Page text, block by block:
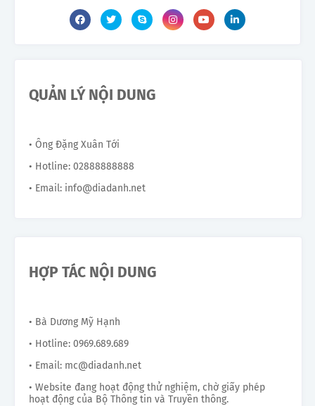
QUẢN LÝ NỘI DUNG
• Ông Đặng Xuân Tới
• Hotline: 02888888888
• Email: info@diadanh.net
HỢP TÁC NỘI DUNG
• Bà Dương Mỹ Hạnh
• Hotline: 0969.689.689
• Email: mc@diadanh.net
• Website đang hoạt động thử nghiệm, chờ giấy phép
hoạt động của Bộ Thông tin và Truyền thông.